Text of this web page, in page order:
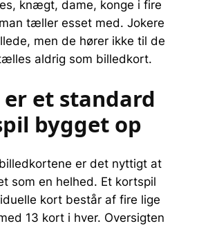
knægt, dame, konge i fire
tæller esset med. Jokere
men de hører ikke til de
aldrig som billedkort.
er et standard
bygget op
er det nyttigt at
som en helhed. Et kortspil
kort består af fire lige
13 kort i hver. Oversigten